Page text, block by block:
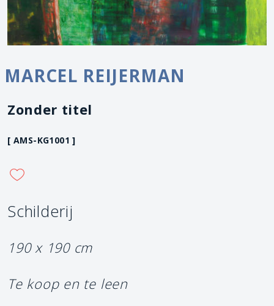
MARCEL REIJERMAN
Zonder titel
[ AMS-KG1001 ]
Schilderij
190 x 190 cm
Te koop en te leen